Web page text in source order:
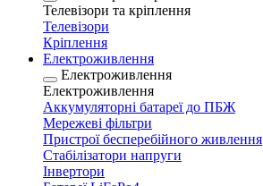
Телевізори та кріплення
Телевізори
Кріплення
Електроживлення
Електроживлення
Електроживлення
Аккумуляторні батареї до ПБЖ
Мережеві фільтри
Пристрої бесперебійного живлення
Стабілізатори напруги
Інвертори